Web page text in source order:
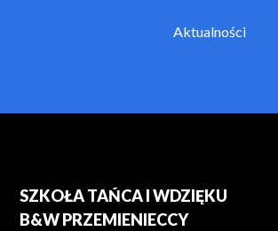
Aktualności
SZKOŁA TAŃCA I WDZIĘKU
B&W PRZEMIENIECCY